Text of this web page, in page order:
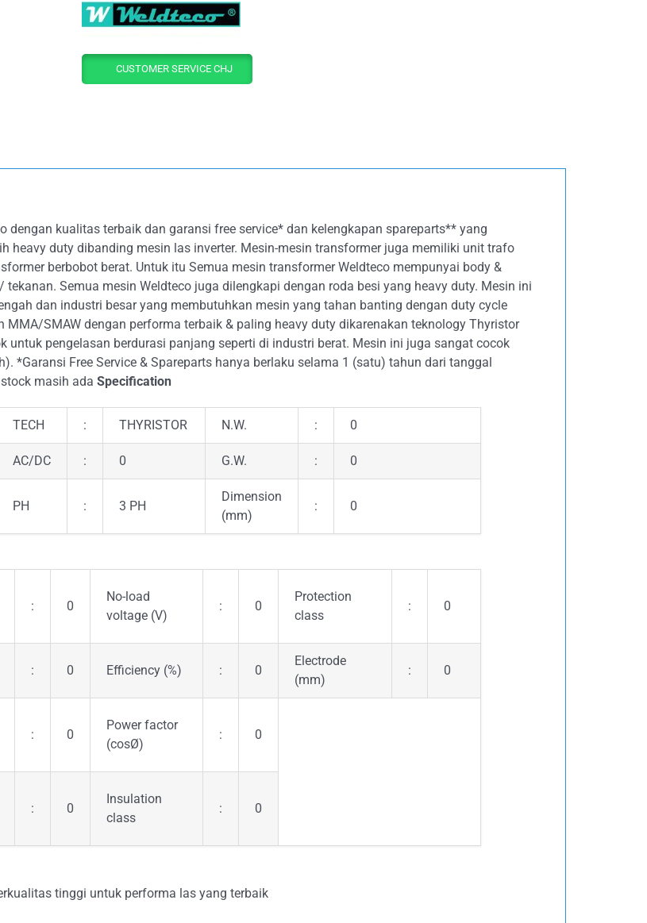
CUSTOMER SERVICE CHJ
dengan kualitas terbaik dan garansi free service* dan kelengkapan spareparts** yang
heavy duty dibanding mesin las inverter. Mesin-mesin transformer juga memiliki unit trafo
berbobot berat. Untuk itu Semua mesin transformer Weldteco mempunyai body &
Semua mesin Weldteco juga dilengkapi dengan roda besi yang heavy duty. Mesin ini
dan industri besar yang membutuhkan mesin yang tahan banting dengan duty cycle
SMAW dengan performa terbaik & paling heavy duty dikarenakan teknology Thyristor
untuk pengelasan berdurasi panjang seperti di industri berat. Mesin ini juga sangat cocok
*Garansi Free Service & Spareparts hanya berlaku selama 1 (satu) tahun dari tanggal
masih ada Specification
TECH : THYRISTOR N.W. : 0
AC/DC : 0 G.W. : 0
PH : 3 PH
Dimension
(mm)
: 0
: 0
No-load
voltage (V)
: 0
Protection
class
: 0
: 0 Efficiency (%) : 0
Electrode
(mm)
: 0
: 0
Power factor
(cosØ)
: 0
: 0
Insulation
class
: 0
tinggi untuk performa las yang terbaik